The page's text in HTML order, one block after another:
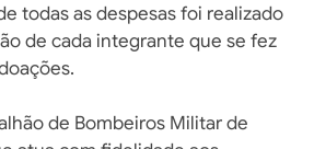
todas as despesas foi realizado
de cada integrante que se fez
de Bombeiros Militar de